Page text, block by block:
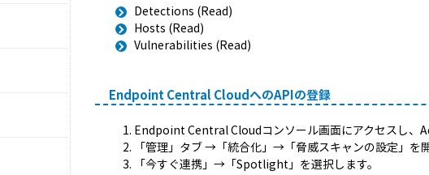
Detections (Read)
Hosts (Read)
Vulnerabilities (Read)
Endpoint Central CloudへのAPIの登録
Endpoint Central Cloudコンソール画面にアクセスし、
「管理」タブ →「統合化」→「脅威スキャンの設定」を開
「今すぐ連携」→「Spotlight」を選択します。